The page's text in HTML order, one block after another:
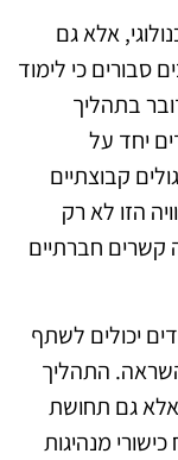
אלא גם
סבורים כי לימוד
בתהליך
יחד על
קבוצתיים
הזו לא רק
קשרים חברתיים
יכולים לשתף
התהליך
אלא גם תחושת
מנהיגות